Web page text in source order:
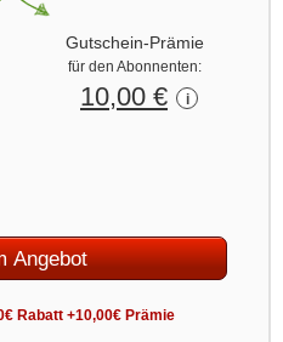
Gutschein-Prämie
für den Abonnenten:
10,00 € i
Angebot
Rabatt +10,00€ Prämie